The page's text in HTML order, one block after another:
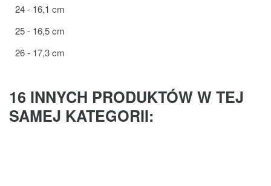
24 - 16,1 cm
25 - 16,5 cm
26 - 17,3 cm
16 INNYCH PRODUKTÓW W TEJ
SAMEJ KATEGORII: